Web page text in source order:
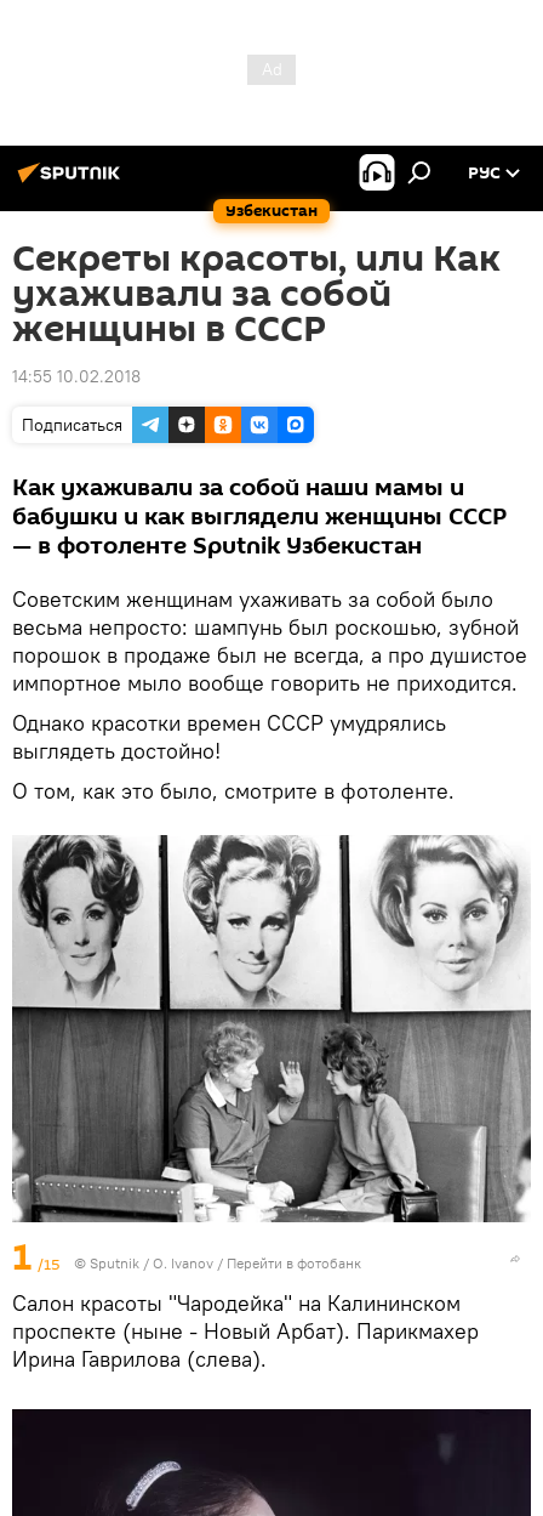
Узбекистан
РУС
Секреты красоты, или Как
ухаживали за собой
женщины в СССР
14:55 10.02.2018
Подписаться
Как ухаживали за собой наши мамы и
бабушки и как выглядели женщины СССР
— в фотоленте Sputnik Узбекистан
Советским женщинам ухаживать за собой было
весьма непросто: шампунь был роскошью, зубной
порошок в продаже был не всегда, а про душистое
импортное мыло вообще говорить не приходится.
Однако красотки времен СССР умудрялись
выглядеть достойно!
О том, как это было, смотрите в фотоленте.
1 /15 © Sputnik / O. Ivanov / Перейти в фотобанк
Салон красоты "Чародейка" на Калининском
проспекте (ныне - Новый Арбат). Парикмахер
Ирина Гаврилова (слева).